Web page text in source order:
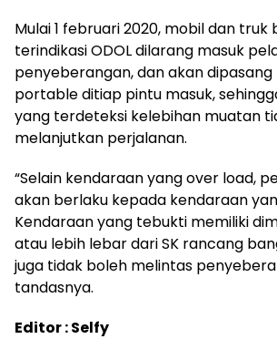
Mulai 1 februari 2020, mobil dan truk
terindikasi ODOL dilarang masuk
penyeberangan, dan akan
portable ditiap pintu masuk,
yang terdeteksi kelebihan muatan
melanjutkan perjalanan.
“Selain kendaraan yang over load,
akan berlaku kepada kendaraan
Kendaraan yang tebukti memiliki
atau lebih lebar dari SK rancang
juga tidak boleh melintas
tandasnya.
Editor : Selfy